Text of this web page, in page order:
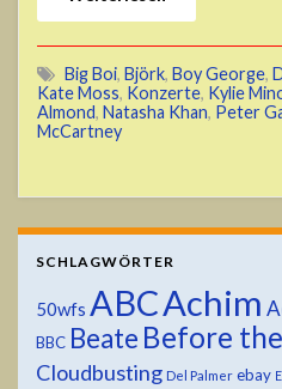
Big Boi, Björk, Boy George,
Kate Moss, Konzerte, Kylie
Almond, Natasha Khan, Peter
McCartney
SCHLAGWÖRTER
50wfs ABCAchim
BBC Beate Before
Cloudbusting Del Palmer ebay